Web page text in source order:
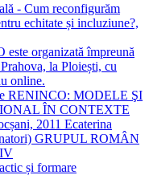
- Cum reconfigurăm
echitate și incluziune?,
organizată împreună
la Ploiești, cu
online.
RENINCO: MODELE ŞI
ÎN CONTEXTE
2011 Ecaterina
GRUPUL ROMÂN
și formare